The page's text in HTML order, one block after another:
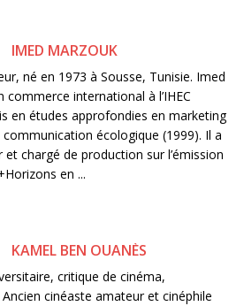
IMED MARZOUK
né en 1973 à Sousse, Tunisie. Imed
international à l’IHEC
en études approfondies en marketing
écologique (1999). Il a
chargé de production sur l’émission
en ...
KAMEL BEN OUANÈS
critique de cinéma,
cinéaste amateur et cinéphile